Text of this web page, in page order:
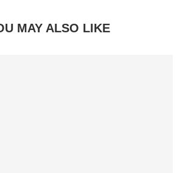
MAY ALSO LIKE